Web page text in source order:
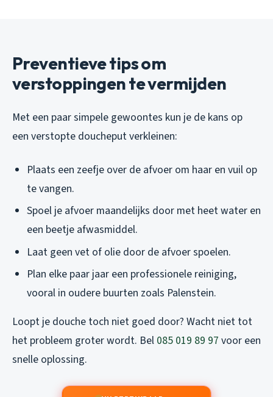
Preventieve tips om
verstoppingen te vermijden
Met een paar simpele gewoontes kun je de kans op
een verstopte doucheput verkleinen:
Plaats een zeefje over de afvoer om haar en vuil op
te vangen.
Spoel je afvoer maandelijks door met heet water en
een beetje afwasmiddel.
Laat geen vet of olie door de afvoer spoelen.
Plan elke paar jaar een professionele reiniging,
vooral in oudere buurten zoals Palenstein.
Loopt je douche toch niet goed door? Wacht niet tot
het probleem groter wordt. Bel 085 019 89 97 voor een
snelle oplossing.